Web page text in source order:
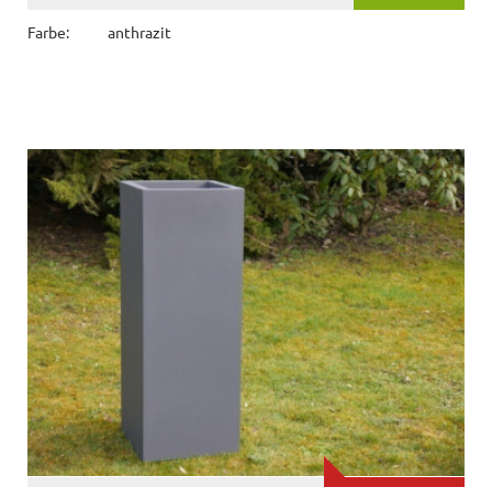
Farbe: anthrazit